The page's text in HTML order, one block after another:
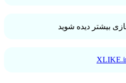
بیشتر دیده شوید